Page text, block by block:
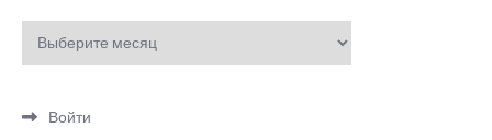
Архивы
Войти